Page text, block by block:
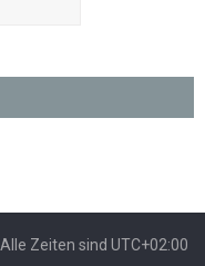
Alle Zeiten sind UTC+02:00